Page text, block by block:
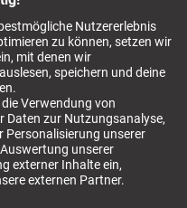
AGB Impressum